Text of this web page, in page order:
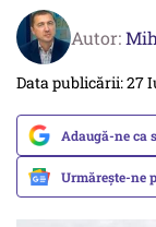
Autor:
Data publicării: 27
Adaugă-ne ca
Urmărește-ne